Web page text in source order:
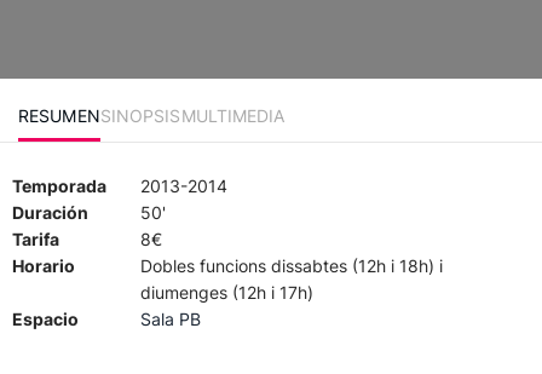
RESUMENSINOPSISMULTIMEDIA
Temporada
2013-2014
Duración
50'
Tarifa
8€
Horario
Dobles funcions dissabtes (12h i 18h) i
diumenges (12h i 17h)
Espacio
Sala PB